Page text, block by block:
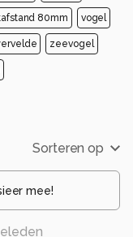
80mm vogel
zeevogel
Sorteren op
mee!